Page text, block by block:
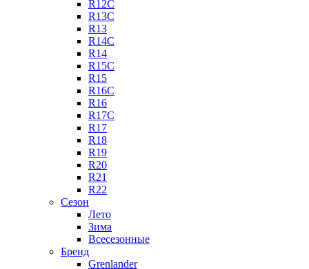
R12C
R13C
R13
R14C
R14
R15C
R15
R16C
R16
R17C
R17
R18
R19
R20
R21
R22
Сезон
Лето
Зима
Всесезонные
Бренд
Grenlander